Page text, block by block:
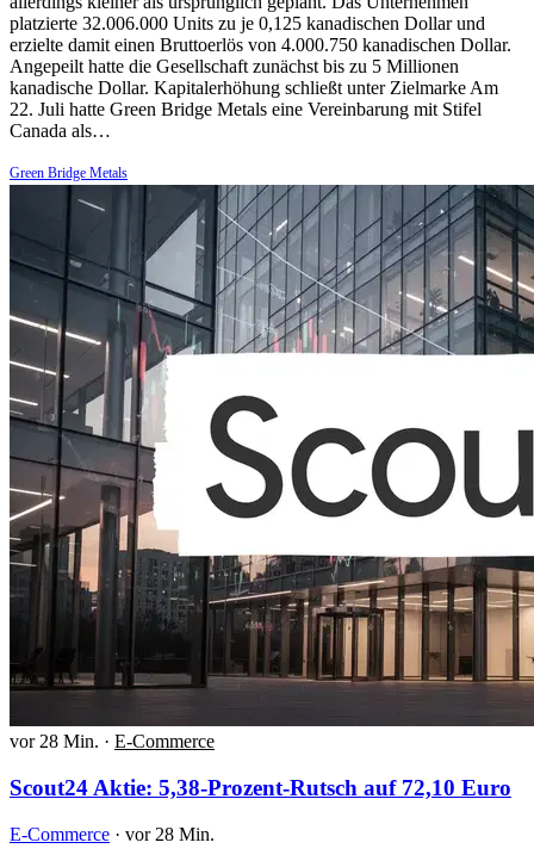
platzierte 32.006.000 Units zu je 0,125 kanadischen Dollar und
erzielte damit einen Bruttoerlös von 4.000.750 kanadischen Dollar.
Angepeilt hatte die Gesellschaft zunächst bis zu 5 Millionen
kanadische Dollar. Kapitalerhöhung schließt unter Zielmarke Am
22. Juli hatte Green Bridge Metals eine Vereinbarung mit Stifel
Canada als…
Green Bridge Metals
vor 28 Min. · E-Commerce
Scout24 Aktie: 5,38-Prozent-Rutsch auf 72,10 Euro
E-Commerce · vor 28 Min.